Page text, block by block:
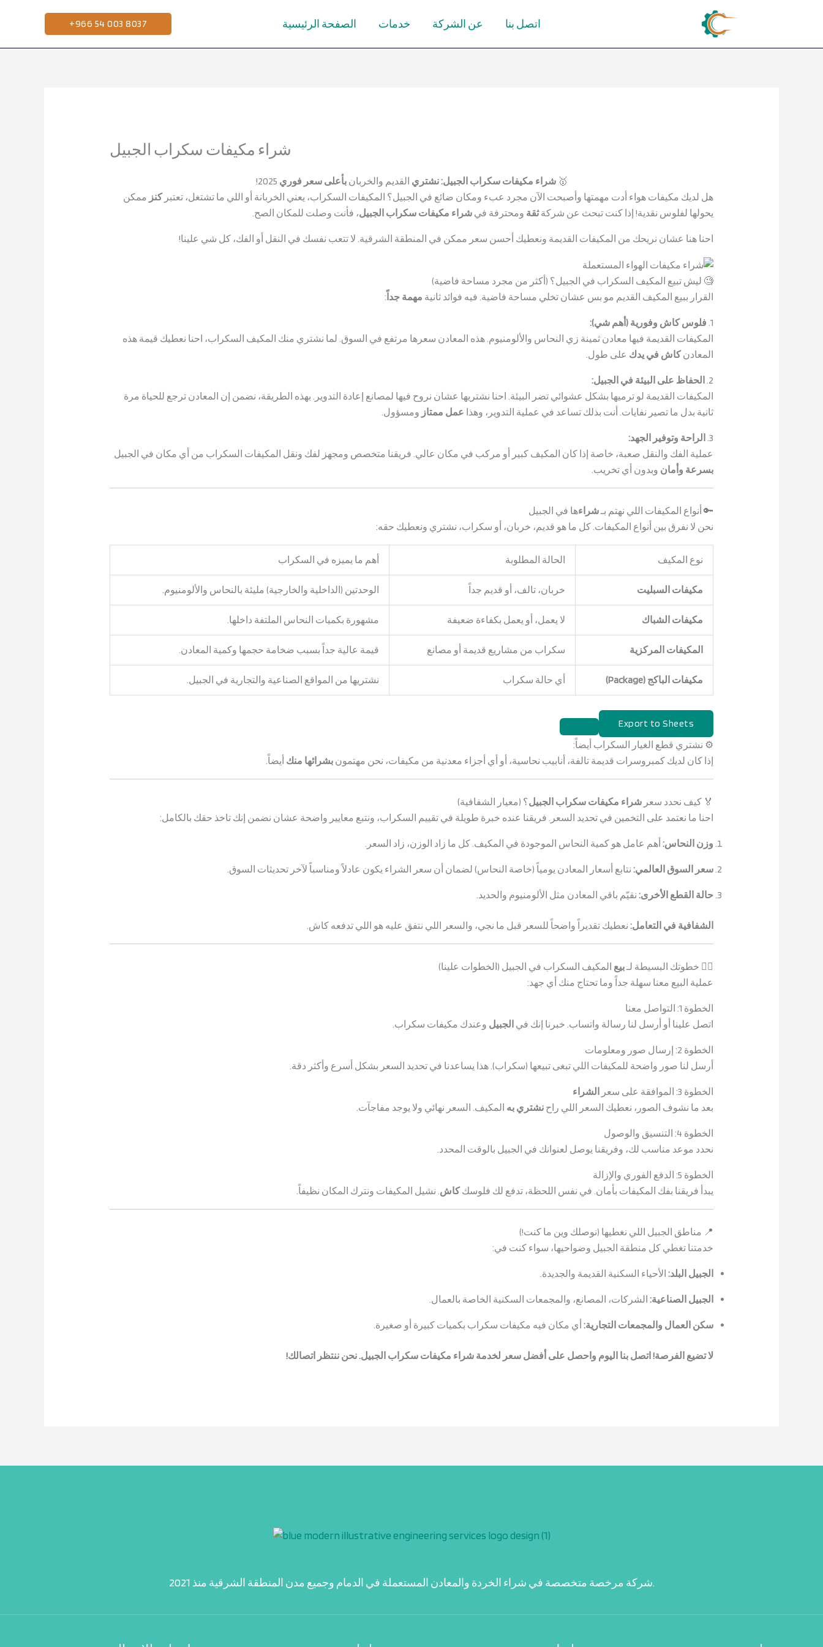
+966 54 003 8037 الصفحة الرئيسية خدمات عن الشركة اتصل بنا
شراء مكيفات سكراب الجبيل
🥇شراء مكيفات سكراب الجبيل:نشتري القديم والخربانبأعلى سعر فوري
هل لديك مكيفات هواء أدت مهمتها وأصبحت الآن مجرد عبء ومكان ضائع في الجبيل؟ المكيفات السكراب، يعني الخربانة أو اللي ما تشتغل، تعتبركنز ممكن
يحولها لفلوس نقدية! إذا كنت تبحث عن شركةثقة ومحترفة في شراء مكيفات سكراب الجبيل، فأنت وصلت للمكان الصح.
احنا هنا عشان نريحك من المكيفات القديمة ونعطيك أحسن سعر ممكن في المنطقة الشرقية. لا تتعب نفسك في النقل أو الفك، كل شي علينا!
🧐 ليش تبيع المكيف السكراب في الجبيل؟ (أكثر من مجرد مساحة فاضية)
القرار ببيع المكيف القديم مو بس عشان تخلي مساحة فاضية. فيه فوائد ثانية مهمة جداً :
1. فلوس كاش وفورية (أهم شي):
المكيفات القديمة فيها معادن ثمينة زي النحاس والألومنيوم. هذه المعادن سعرها مرتفع في السوق. لما نشتري منك المكيف السكراب، احنا نعطيك قيمة هذه
المعادنكاش في يدك على طول.
2.
الحفاظ على البيئة في الجبيل:
المكيفات القديمة لو ترميها بشكل عشوائي تضر البيئة. احنا نشتريها عشان نروح فيها لمصانع إعادة التدوير. بهذه الطريقة، نضمن إن المعادن ترجع للحياة مرة
ثانية بدل ما تصير نفايات. أنت بذلك تساعد في عملية التدوير، وهذا عمل ممتاز ومسؤول.
3. الراحة وتوفير الجهد:
عملية الفك والنقل صعبة، خاصة إذا كان المكيف كبير أو مركب في مكان عالي. فريقنا متخصص ومجهز لفك ونقل المكيفات السكراب من أي مكان في الجبيل
بسرعة وأمان وبدون أي تخريب.
🔑 أنواع المكيفات اللي نهتم بـشراءها في الجبيل
نحن لا نفرق بين أنواع المكيفات. كل ما هو قديم، خربان، أو سكراب، نشتري ونعطيك حقه:
نوع المكيف الحالة المطلوبة أهم ما يميزه في السكراب
مكيفات السبليت خربان، تالف، أو قديم جداً الوحدتين (الداخلية والخارجية) مليئة بالنحاس والألومنيوم.
مكيفات الشباك لا يعمل، أو يعمل بكفاءة ضعيفة مشهورة بكميات النحاس الملتفة داخلها.
المكيفات المركزية سكراب من مشاريع قديمة أو مصانع قيمة عالية جداً بسبب ضخامة حجمها وكمية المعادن.
مكيفات الباكج (Package) أي حالة سكراب نشتريها من المواقع الصناعية والتجارية في الجبيل.
Export to Sheets
⚙️ نشتري قطع الغيار السكراب أيضاً:
إذا كان لديك كمبروسرات قديمة تالفة، أنابيب نحاسية، أو أي أجزاء معدنية من مكيفات، نحن مهتمون بشرائها منك أيضاً.
🏅 كيف نحدد سعر شراء مكيفات سكراب الجبيل؟ (معيار الشفافية)
احنا ما نعتمد على التخمين في تحديد السعر. فريقنا عنده خبرة طويلة في تقييم السكراب، ونتبع معايير واضحة عشان نضمن إنك تاخذ حقك بالكامل:
وزن النحاس:أهم عامل هو كمية النحاس الموجودة في المكيف. كل ما زاد الوزن، زاد السعر.
سعر السوق العالمي:نتابع أسعار المعادن يومياً (خاصة النحاس) لضمان أن سعر الشراء يكون عادلاً ومناسباً لآخر تحديثات السوق.
حالة القطع الأخرى:نقيّم باقي المعادن مثل الألومنيوم والحديد.
الشفافية في التعامل:نعطيك تقديراً واضحاً للسعر قبل ما نجي، والسعر اللي نتفق عليه هو اللي تدفعه كاش.
🏃‍♂️ خطوتك البسيطة لـبيع المكيف السكراب في الجبيل (الخطوات علينا)
عملية البيع معنا سهلة جداً وما تحتاج منك أي جهد:
الخطوة 1: التواصل معنا
اتصل علينا أو أرسل لنا رسالة واتساب. خبرنا إنك في الجبيل وعندك مكيفات سكراب.
الخطوة 2: إرسال صور ومعلومات
أرسل لنا صور واضحة للمكيفات اللي تبغى تبيعها (سكراب). هذا يساعدنا في تحديد السعر بشكل أسرع وأكثر دقة.
الخطوة 3: الموافقة على سعر
الشراء
بعد ما نشوف الصور، نعطيك السعر اللي راح نشتري به المكيف. السعر نهائي ولا يوجد مفاجآت.
الخطوة 4: التنسيق والوصول
نحدد موعد مناسب لك، وفريقنا يوصل لعنوانك في الجبيل بالوقت المحدد.
الخطوة 5: الدفع الفوري والإزالة
يبدأ فريقنا بفك المكيفات بأمان. في نفس اللحظة، تدفع لك فلوسككاش. نشيل المكيفات ونترك المكان نظيفاً.
📍 مناطق الجبيل اللي نغطيها (نوصلك وين ما كنت!)
خدمتنا تغطي كل منطقة الجبيل وضواحيها، سواء كنت في:
الجبيل البلد:الأحياء السكنية القديمة والجديدة.
الجبيل الصناعية:الشركات، المصانع، والمجمعات السكنية الخاصة بالعمال.
سكن العمال والمجمعات التجارية:أي مكان فيه مكيفات سكراب بكميات كبيرة أو صغيرة.
لا تضيع الفرصة! اتصل بنا اليوم واحصل على أفضل سعر لخدمة شراء مكيفات سكراب الجبيل. نحن ننتظر اتصالك!
شركة مرخصة متخصصة في شراء الخردة والمعادن المستعملة في الدمام وجميع مدن المنطقة الشرقية منذ 2021.